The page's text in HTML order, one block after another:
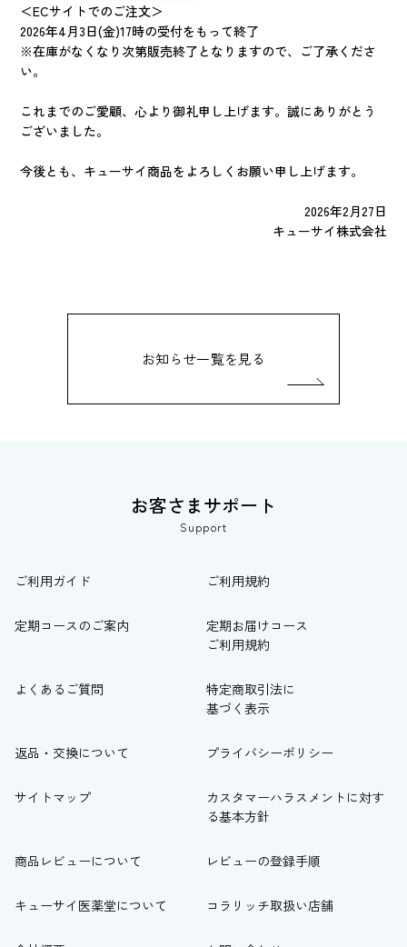
＜ECサイトでのご注文＞
2026年4月3日(金)17時の受付をもって終了
※在庫がなくなり次第販売終了となりますので、ご了承くださ
い。
これまでのご愛顧、心より御礼申し上げます。誠にありがとう
ございました。
今後とも、キューサイ商品をよろしくお願い申し上げます。
2026年2月27日
キューサイ株式会社
お知らせ一覧を見る
お客さまサポート
Support
ご利用ガイド ご利用規約
定期コースのご案内
定期お届けコース
ご利用規約
よくあるご質問
特定商取引法に
基づく表示
返品・交換について プライバシーポリシー
サイトマップ
カスタマーハラスメントに対す
る基本方針
商品レビューについて レビューの登録手順
キューサイ医薬堂について コラリッチ取扱い店舗